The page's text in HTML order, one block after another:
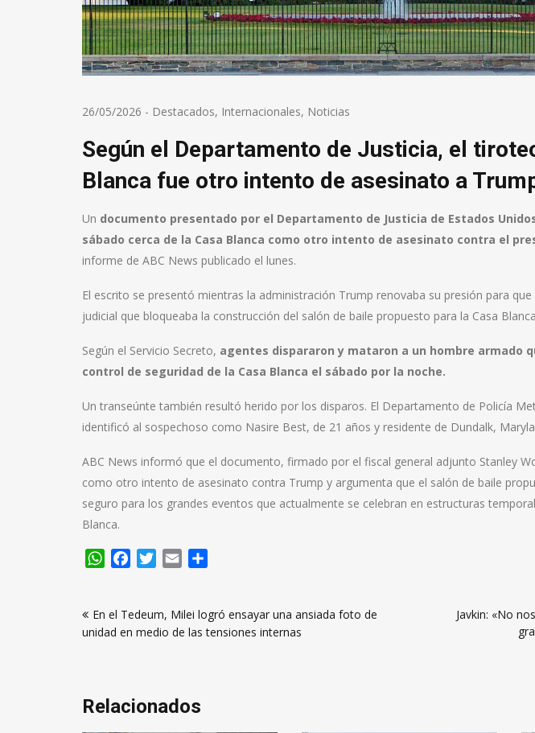
26/05/2026 - Destacados, Internacionales, Noticias
Según el Departamento de Justicia, el
Blanca fue otro intento de asesinato a
Un documento presentado por el Departamento de Justicia de Estados
sábado cerca de la Casa Blanca como otro intento de asesinato contra el
informe de ABC News publicado el lunes.
El escrito se presentó mientras la administración Trump renovaba su presión para
judicial que bloqueaba la construcción del salón de baile propuesto para la Casa
Según el Servicio Secreto, agentes dispararon y mataron a un hombre armado
control de seguridad de la Casa Blanca el sábado por la noche.
Un transeúnte también resultó herido por los disparos. El Departamento de Policía
identificó al sospechoso como Nasire Best, de 21 años y residente de Dundalk,
ABC News informó que el documento, firmado por el fiscal general adjunto Stanley
como otro intento de asesinato contra Trump y argumenta que el salón de baile
seguro para los grandes eventos que actualmente se celebran en estructuras
Blanca.
WhatsApp
FacebookTwitter
Email
deEn el Tedeum, Milei logró ensayar una ansiada foto de
unidad en medio de las tensiones internas
Javkin: «No
Relacionados